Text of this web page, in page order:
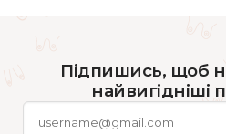
Підпишись, щоб
найвигідніші